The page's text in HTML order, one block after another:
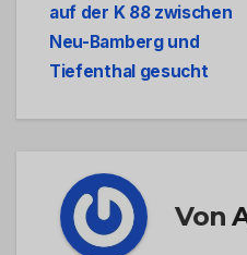
auf der K 88 zwischen
Neu-Bamberg und
Tiefenthal gesucht
Von